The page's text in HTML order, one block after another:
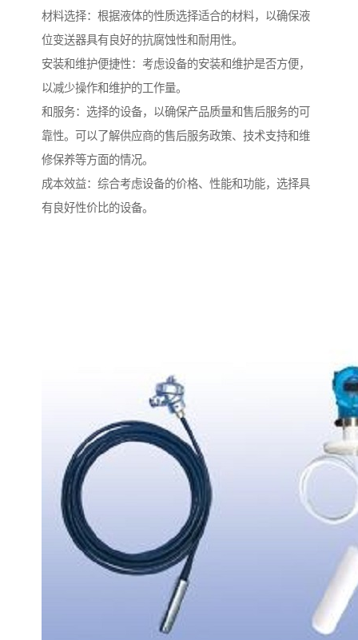
材料选择：根据液体的性质选择适合的材料，以确保液
位变送器具有良好的抗腐蚀性和耐用性。
安装和维护便捷性：考虑设备的安装和维护是否方便，
以减少操作和维护的工作量。
和服务：选择的设备，以确保产品质量和售后服务的可
靠性。可以了解供应商的售后服务政策、技术支持和维
修保养等方面的情况。
成本效益：综合考虑设备的价格、性能和功能，选择具
有良好性价比的设备。